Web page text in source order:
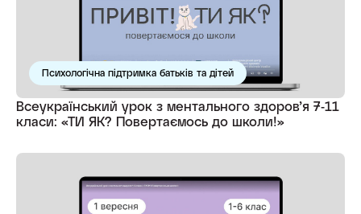
Психологічна підтримка батьків та дітей
Всеукраїнський урок з ментального здоров’я 7-11
класи: «ТИ ЯК? Повертаємось до школи!»